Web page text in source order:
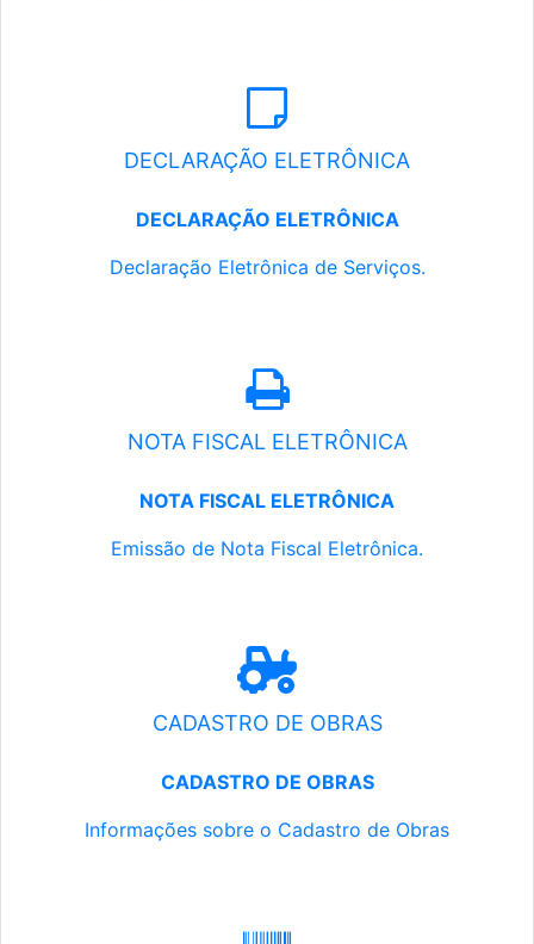
DECLARAÇÃO ELETRÔNICA
DECLARAÇÃO ELETRÔNICA
Declaração Eletrônica de Serviços.
NOTA FISCAL ELETRÔNICA
NOTA FISCAL ELETRÔNICA
Emissão de Nota Fiscal Eletrônica.
CADASTRO DE OBRAS
CADASTRO DE OBRAS
Informações sobre o Cadastro de Obras